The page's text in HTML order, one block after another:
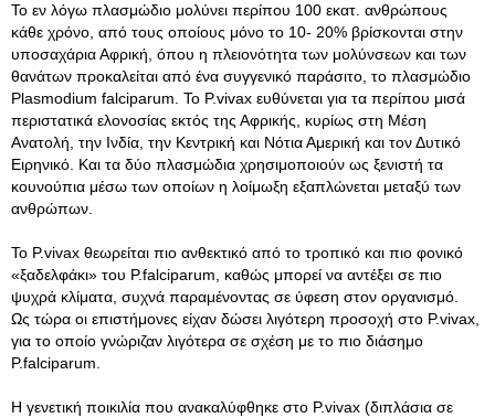
Το εν λόγω πλασμώδιο μολύνει περίπου 100 εκατ. ανθρώπους
κάθε χρόνο, από τους οποίους μόνο το 10- 20% βρίσκονται στην
υποσαχάρια Αφρική, όπου η πλειονότητα των μολύνσεων και των
θανάτων προκαλείται από ένα συγγενικό παράσιτο, το πλασμώδιο
Plasmodium falciparum . Το P.vivax ευθύνεται για τα περίπου μισά
περιστατικά ελονοσίας εκτός της Αφρικής, κυρίως στη Μέση
Ανατολή, την Ινδία, την Κεντρική και Νότια Αμερική και τον Δυτικό
Ειρηνικό. Και τα δύο πλασμώδια χρησιμοποιούν ως ξενιστή τα
κουνούπια μέσω των οποίων η λοίμωξη εξαπλώνεται μεταξύ των
ανθρώπων.
Το P.vivax θεωρείται πιο ανθεκτικό από το τροπικό και πιο φονικό
«ξαδελφάκι» του P.falciparum, καθώς μπορεί να αντέξει σε πιο
ψυχρά κλίματα, συχνά παραμένοντας σε ύφεση στον οργανισμό.
Ως τώρα οι επιστήμονες είχαν δώσει λιγότερη προσοχή στο P.vivax,
για το οποίο γνώριζαν λιγότερα σε σχέση με το πιο διάσημο
P.falciparum.
Η γενετική ποικιλία που ανακαλύφθηκε στο P.vivax (διπλάσια σε